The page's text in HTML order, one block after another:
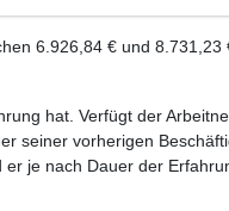
6.926,84 € und 8.731,23
hat. Verfügt der
seiner vorherigen
je nach Dauer der